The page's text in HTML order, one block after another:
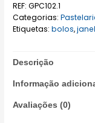
REF:GPC102.1
Categorias:
Etiquetas:bolos,
Descrição
Informação
Avaliações (0)